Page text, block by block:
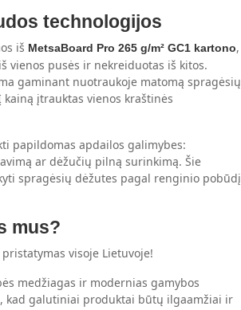
technologijos
iš MetsaBoard Pro 265 g/m² GC1 kartono,
vienos pusės ir nekreiduotas iš kitos.
gaminant nuotraukoje matomą spragėsių
įtrauktas vienos kraštinės
papildomas apdailos galimybes:
ar dėžučių pilną surinkimą. Šie
spragėsių dėžutes pagal renginio pobūdį
mus?
visoje Lietuvoje!
medžiagas ir modernias gamybos
kad galutiniai produktai būtų ilgaamžiai ir